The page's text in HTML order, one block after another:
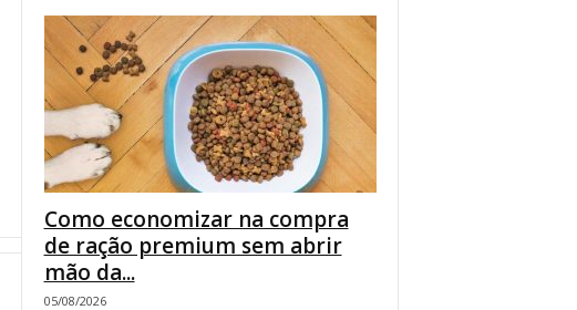
Como economizar na compra
de ração premium sem abrir
mão da...
05/08/2026